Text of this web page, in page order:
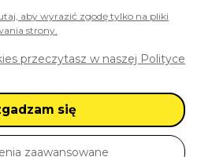
Banan
539 Wrocław
wersję strony
aby wyrazić zgodę tylko na pliki
strony.
przeczytasz w naszej Polityce
się
zaawansowane